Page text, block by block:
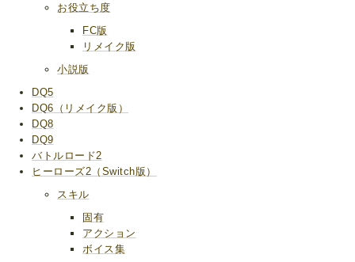
お役立ち度
FC版
リメイク版
小説版
DQ5
DQ6（リメイク版）
DQ8
DQ9
バトルロード2
ヒーローズ2（Switch版）
スキル
固有
アクション
ボイス集